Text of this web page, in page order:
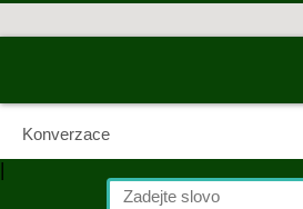
Konverzace
|